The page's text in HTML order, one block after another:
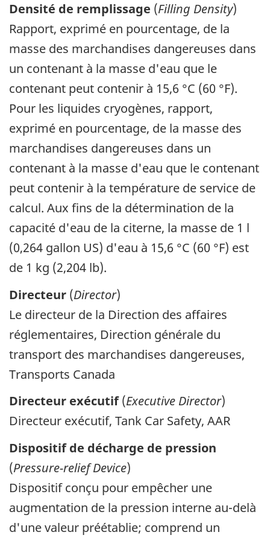
Densité de remplissage (Filling Density)
Rapport, exprimé en pourcentage, de la
masse des marchandises dangereuses dans
un contenant à la masse d'eau que le
contenant peut contenir à 15,6 °C (60 °F).
Pour les liquides cryogènes, rapport,
exprimé en pourcentage, de la masse des
marchandises dangereuses dans un
contenant à la masse d'eau que le contenant
peut contenir à la température de service de
calcul. Aux fins de la détermination de la
capacité d'eau de la citerne, la masse de 1 l
(0,264 gallon US) d'eau à 15,6 °C (60 °F) est
de 1 kg (2,204 lb).
Directeur (Director)
Le directeur de la Direction des affaires
réglementaires, Direction générale du
transport des marchandises dangereuses,
Transports Canada
Directeur exécutif(Executive Director)
Directeur exécutif, Tank Car Safety, AAR
Dispositif de décharge de pression
(Pressure-relief Device)
Dispositif conçu pour empêcher une
augmentation de la pression interne au-delà
d'une valeur préétablie; comprend un